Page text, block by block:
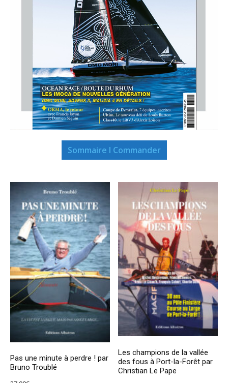
Sommaire I Commander
Pas une minute à perdre ! par
Bruno Troublé
Les champions de la vallée
des fous à Port-la-Forêt par
Christian Le Pape